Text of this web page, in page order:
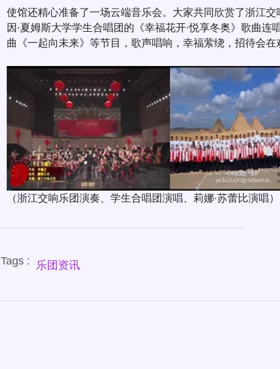
使馆还精心准备了一场云端音乐会。大家共同欣赏了浙江
因·夏姆斯大学学生合唱团的《幸福花开·悦享冬奥》歌曲连
曲《一起向未来》等节目，歌声唱响，幸福萦绕，招待会在
（浙江交响乐团演奏、学生合唱团演唱、莉娜·苏蕾比演唱）
Tags : 乐团资讯